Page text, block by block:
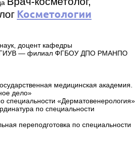
Косметологии
доцент кафедры
НГИУВ — филиал ФГБОУ ДПО РМАНПО
медицинская академия.
дело»
специальности «Дерматовенерология»
по специальности
переподготовка по специальности